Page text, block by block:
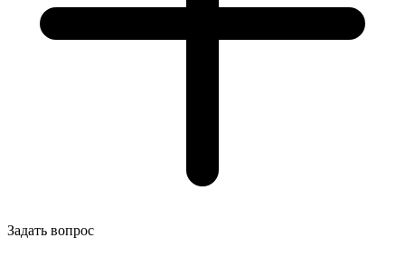
Задать вопрос